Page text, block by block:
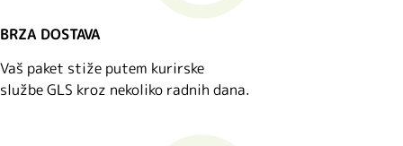
BRZA DOSTAVA
Vaš paket stiže putem kurirske
službe GLS kroz nekoliko radnih dana.